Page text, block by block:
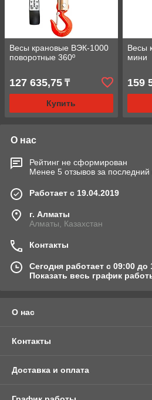
Весы крановые ВЭК-1000
поворотные 360º
127 635,75 ₸
Купить
Весы
мини
159
О нас
Рейтинг не сформирован
Менее 5 отзывов за последний
Работает с 19.04.2019
г. Алматы
Алматы, Казахстан
Контакты
Сегодня работает с 09:00 до
Показать весь график
О нас
Контакты
Доставка и оплата